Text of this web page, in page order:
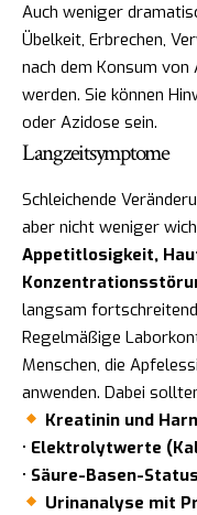
Auch weniger
Übelkeit, Erbrechen,
nach dem Konsum
werden. Sie können
oder Azidose sein.
Langzeitsymptome
Schleichende
aber nicht weniger
Appetitlosigkeit,
langsam
Regelmäßige
Menschen, die
anwenden. Dabei
Kreatinin und
• Elektrolytwerte
• Säure-Basen-Status
Urinanalyse mit